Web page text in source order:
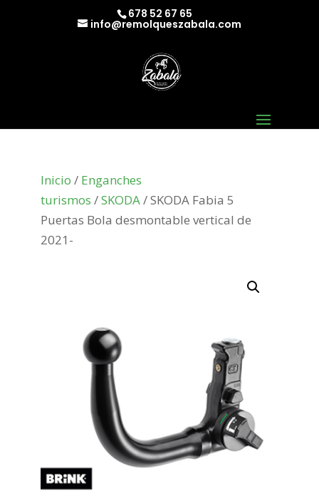
678 52 67 65
info@remolqueszabala.com
Inicio / Enganches
turismos /SKODA/ SKODA Fabia 5
Puertas Bola desmontable vertical de
2021-